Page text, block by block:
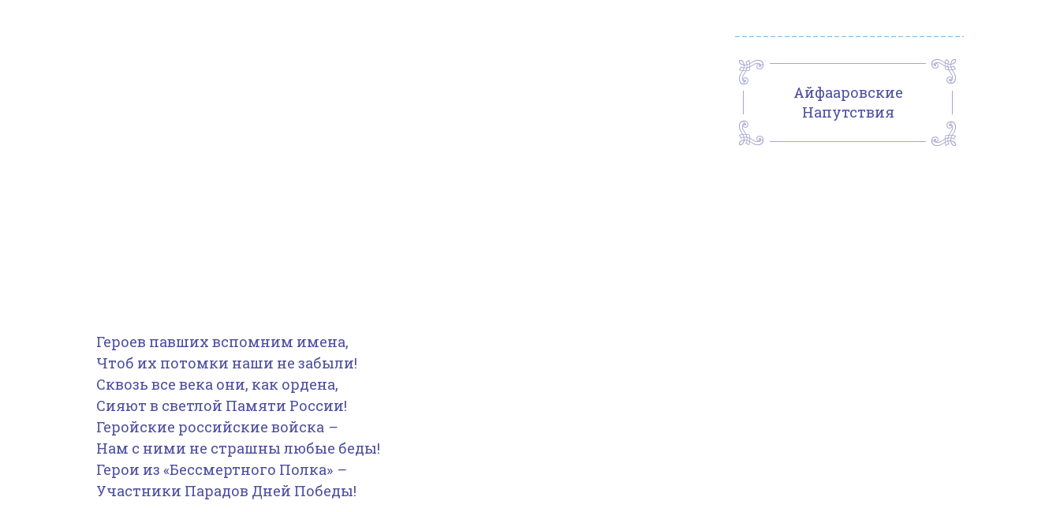
Героев павших вспомним имена,
Чтоб их потомки наши не забыли!
Сквозь все века они, как ордена,
Сияют в светлой Памяти России!
Геройские российские войска –
Нам с ними не страшны любые беды!
Герои из «Бессмертного Полка» –
Участники Парадов Дней Победы!
Айфааровские
Напутствия